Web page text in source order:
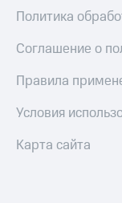
Политика
Соглашение о
Правила
Условия
Карта сайта